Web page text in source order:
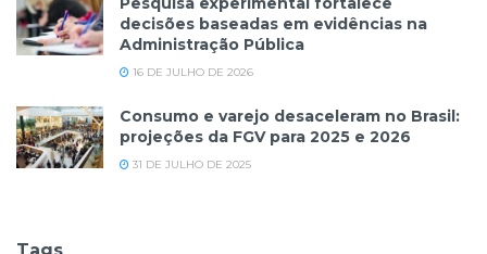
decisões baseadas em evidências na
Administração Pública
16 DE JULHO DE 2026
Consumo e varejo desaceleram no Brasil:
projeções da FGV para 2025 e 2026
31 DE JULHO DE 2025